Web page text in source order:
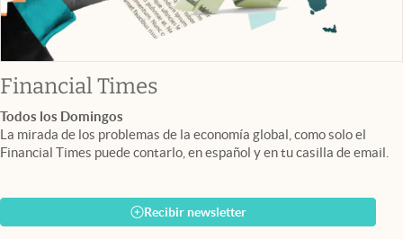
Financial Timesabre en nueva pestaña
Todos los Domingos
La mirada de los problemas de la economía global, como solo el
Financial Times puede contarlo, en español y en tu casilla de email.
Recibir newsletter